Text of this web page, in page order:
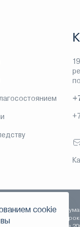
на рынке ценных
2003 года,
сookie